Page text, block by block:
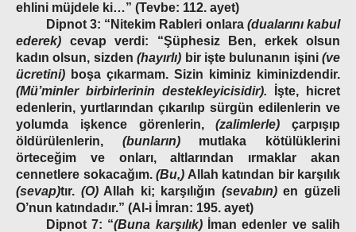
ehlini müjdele ki…” (Tevbe: 112. ayet)
Dipnot 3: “Nitekim Rableri onlara (dualarını kabul
ederek) cevap verdi: “Şüphesiz Ben, erkek olsun
kadın olsun, sizden(hayırlı) bir işte bulunanın işini (ve
ücretini) boşa çıkarmam. Sizin kiminiz kiminizdendir.
(Mü’minler birbirlerinin destekleyicisidir). İşte, hicret
edenlerin, yurtlarından çıkarılıp sürgün edilenlerin ve
yolumda işkence görenlerin,(zalimlerle) çarpışıp
öldürülenlerin, (bunların)mutlaka kötülüklerini
örteceğim ve onları, altlarından ırmaklar akan
cennetlere sokacağım. (Bu,) Allah katından bir karşılık
(sevap)tır. (O)Allah ki; karşılığın (sevabın)en güzeli
O’nun katındadır.” (Al-i İmran: 195. ayet)
Dipnot7: “(Buna karşılık)
İman edenler ve salih